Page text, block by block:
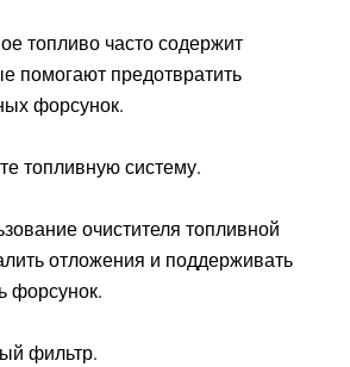
топливо часто содержит
помогают предотвратить
форсунок.
топливную систему.
очистителя топливной
отложения и поддерживать
форсунок.
фильтр.